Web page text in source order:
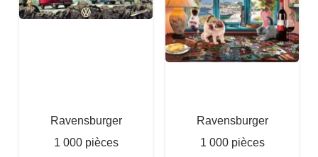
Ravensburger
1 000 pièces
Ravensburger
1 000 pièces